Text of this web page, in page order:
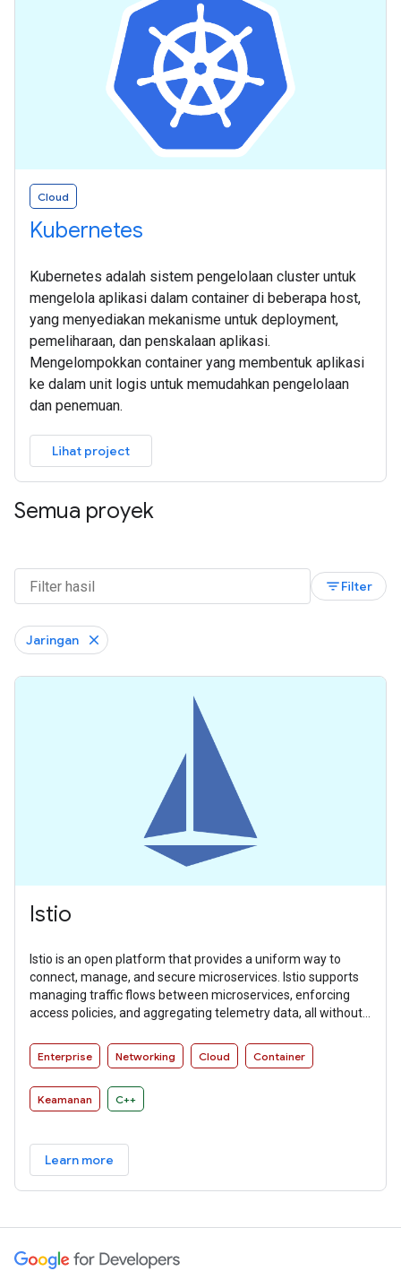
Cloud
Kubernetes
Kubernetes adalah sistem pengelolaan cluster untuk
mengelola aplikasi dalam container di beberapa host,
yang menyediakan mekanisme untuk deployment,
pemeliharaan, dan penskalaan aplikasi.
Mengelompokkan container yang membentuk aplikasi
ke dalam unit logis untuk memudahkan pengelolaan
dan penemuan.
Lihat project
Semua proyek
filter_listFilter
Jaringan
Istio
Istio is an open platform that provides a uniform way to
connect, manage, and secure microservices. Istio supports
managing traffic flows between microservices, enforcing
access policies, and aggregating telemetry data, all without
Enterprise Networking Cloud Container
Keamanan C++
Learn more